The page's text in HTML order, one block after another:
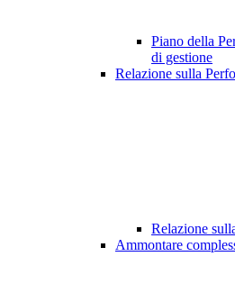
Piano della
di gestione
Relazione sulla
Relazione
Ammontare